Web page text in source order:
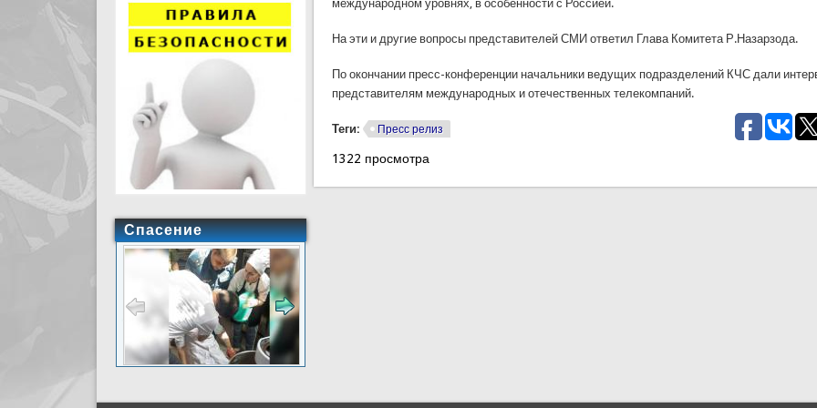
международном уровнях, в особенности с Россией.
На эти и другие вопросы представителей СМИ ответил Глава Комитета Р.Назарзода.
По окончании пресс-конференции начальники ведущих подразделений КЧС дали
представителям международных и отечественных телекомпаний.
Теги: Пресс релиз
1322 просмотра
Спасение